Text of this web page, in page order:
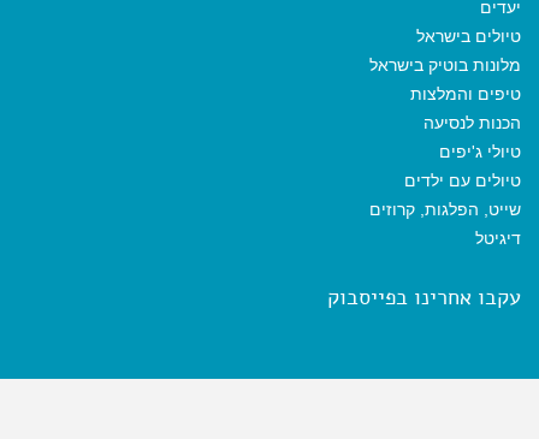
יעדים
טיולים בישראל
מלונות בוטיק בישראל
טיפים והמלצות
הכנות לנסיעה
טיולי ג'יפים
טיולים עם ילדים
שייט, הפלגות, קרוזים
דיגיטל
עקבו אחרינו בפייסבוק